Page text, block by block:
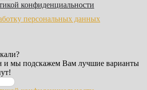
конфиденциальности
персональных данных
и мы подскажем Вам лучшие варианты